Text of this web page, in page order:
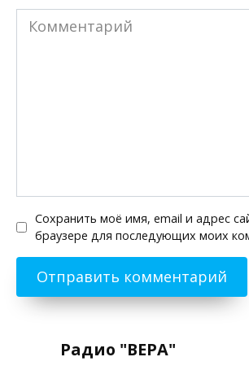
Комментарий
Сохранить моё имя, email и адрес
браузере для последующих моих
Радио "ВЕРА"